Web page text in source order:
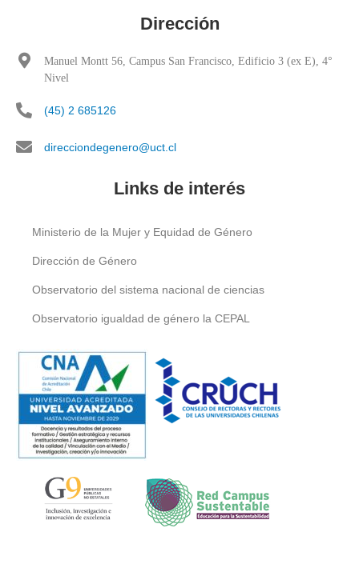
Dirección
Manuel Montt 56, Campus San Francisco, Edificio 3 (ex E), 4°
Nivel
(45) 2 685126
direcciondegenero@uct.cl
Links de interés
Ministerio de la Mujer y Equidad de Género
Dirección de Género
Observatorio del sistema nacional de ciencias
Observatorio igualdad de género la CEPAL